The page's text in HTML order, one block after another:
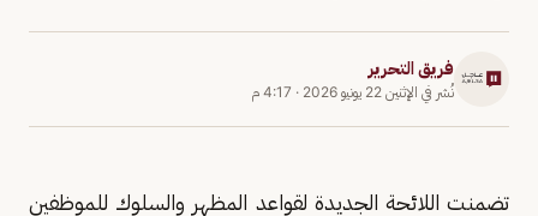
فريق التحرير
نُشر في الإثنين 22 يونيو 2026 · 4:17 م
تضمنت اللائحة الجديدة لقواعد المظهر والسلوك للموظفين